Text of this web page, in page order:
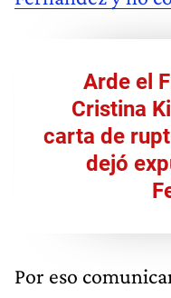
Arde el
Cristina
carta de
dejó
Por eso